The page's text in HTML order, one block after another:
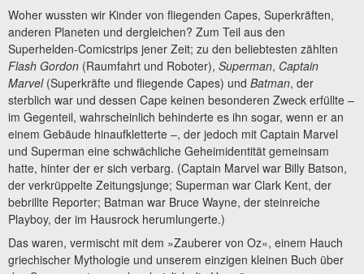
Woher wussten wir Kinder von fliegenden Capes, Superkräften,
anderen Planeten und dergleichen? Zum Teil aus den
Superhelden-Comicstrips jener Zeit; zu den beliebtesten zählten
Flash Gordon (Raumfahrt und Roboter), Superman, Captain
Marvel(Superkräfte und fliegende Capes) und Batman, der
sterblich war und dessen Cape keinen besonderen Zweck erfüllte –
im Gegenteil, wahrscheinlich behinderte es ihn sogar, wenn er an
einem Gebäude hinaufkletterte –, der jedoch mit Captain Marvel
und Superman eine schwächliche Geheimidentität gemeinsam
hatte, hinter der er sich verbarg. (Captain Marvel war Billy Batson,
der verkrüppelte Zeitungsjunge; Superman war Clark Kent, der
bebrillte Reporter; Batman war Bruce Wayne, der steinreiche
Playboy, der im Hausrock herumlungerte.)
Das waren, vermischt mit dem »Zauberer von Oz«, einem Hauch
griechischer Mythologie und unserem einzigen kleinen Buch über